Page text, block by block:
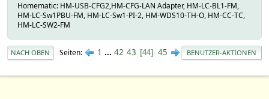
Homematic: HM-USB-CFG2,HM-CFG-LAN Adapter, HM-LC-BL1-FM,
HM-LC-Sw1PBU-FM, HM-LC-Sw1-PI-2, HM-WDS10-TH-O, HM-CC-TC,
HM-LC-SW2-FM
NACH OBEN Seiten 1 ... 42 43 44 45 BENUTZER-AKTIONEN